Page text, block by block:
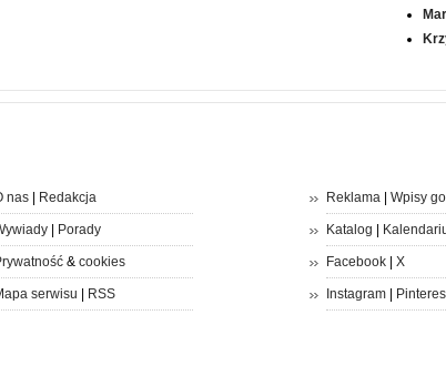
nas| Redakcja
| Porady
& cookies
serwisu RSS
Reklama| Wpisy
Katalog
Facebook| X
Instagram|